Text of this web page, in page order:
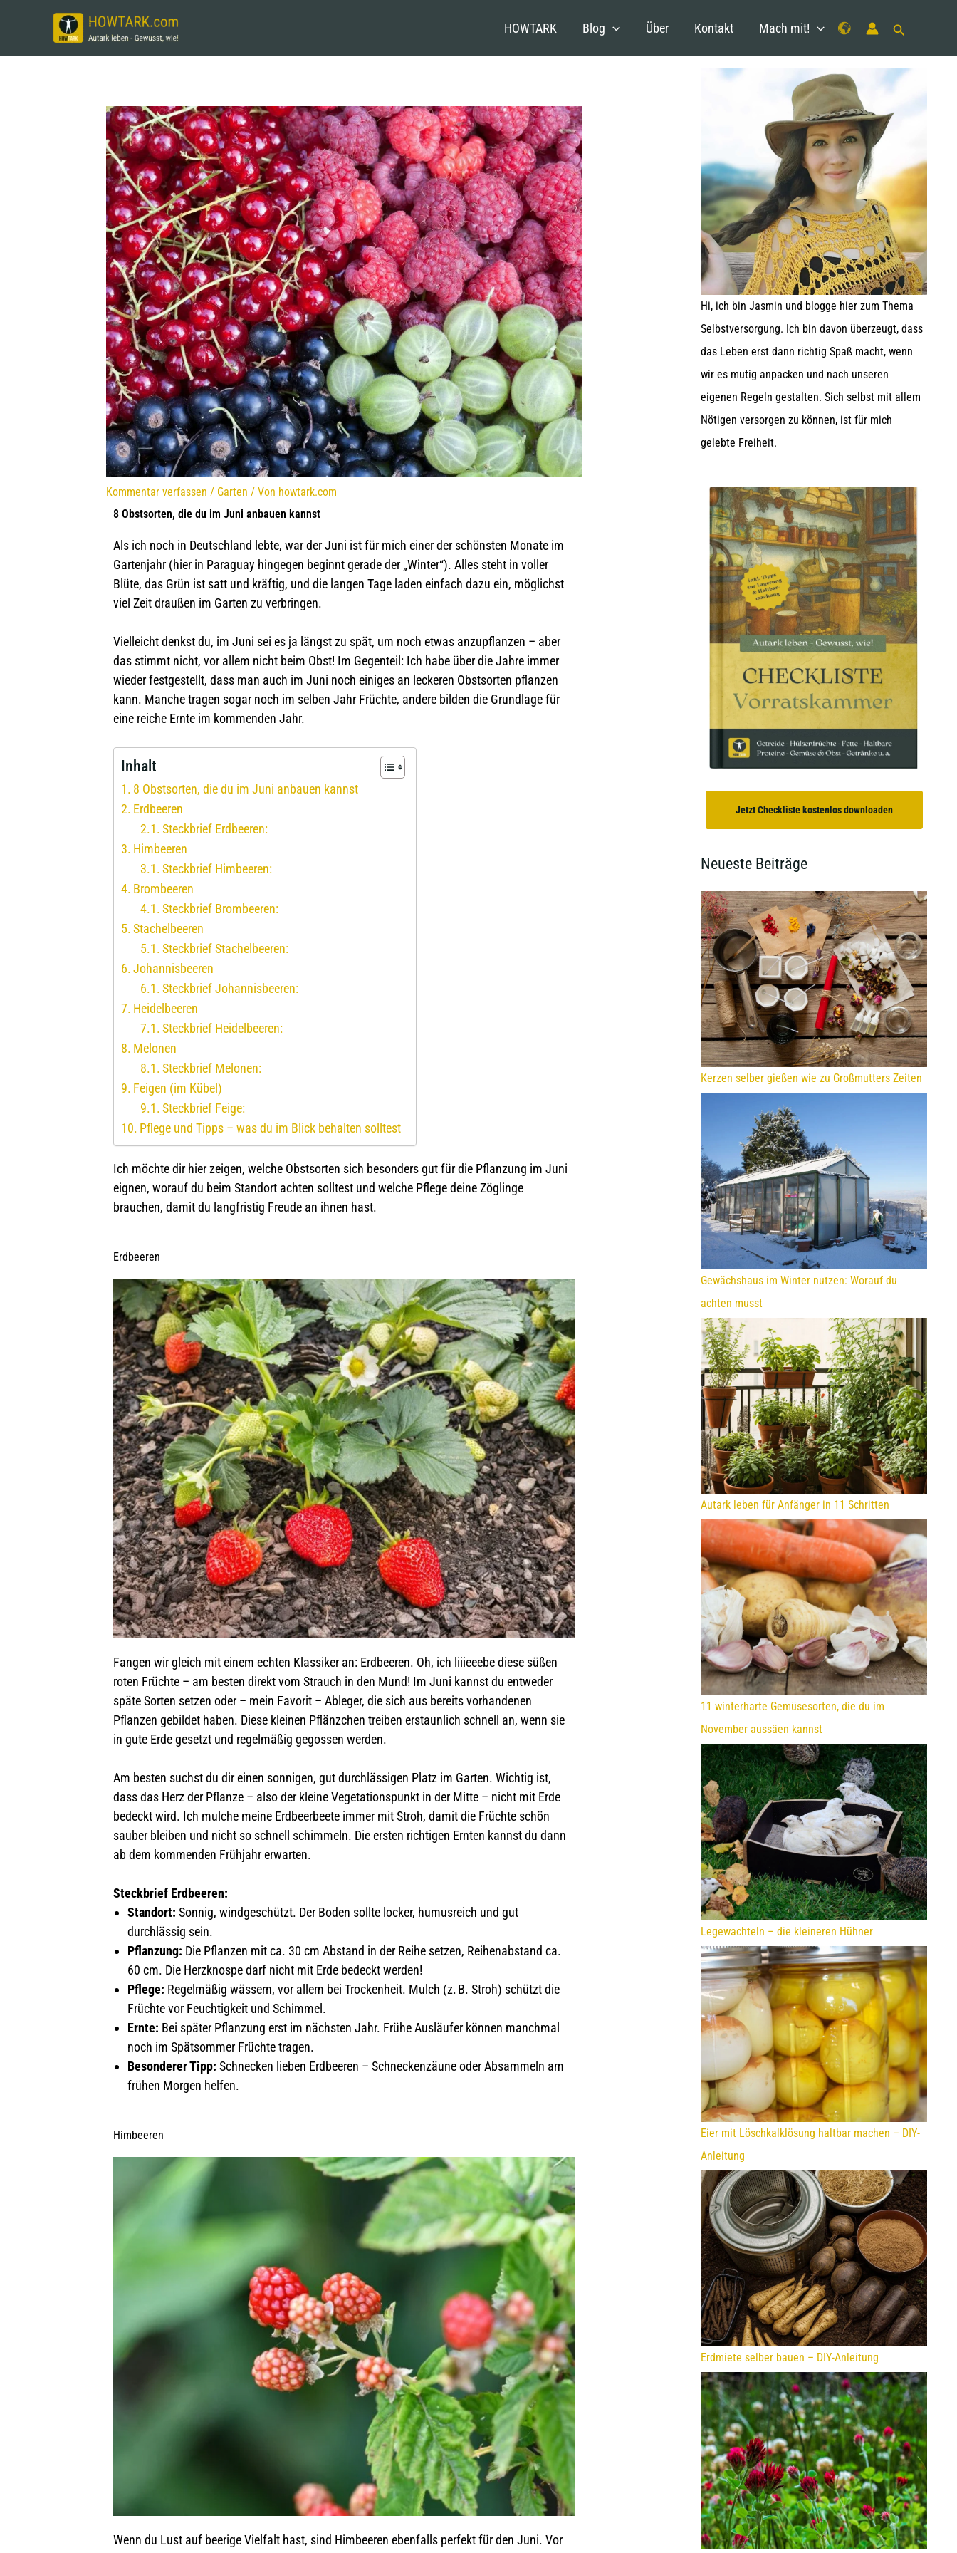
HOWTARK Blog Über Kontakt Mach mit!
Kommentar verfassen / Garten / Von howtark.com
8 Obstsorten, die du im Juni anbauen kannst
Als ich noch in Deutschland lebte, war der Juni ist für mich einer der schönsten Monate im
Gartenjahr (hier in Paraguay hingegen beginnt gerade der „Winter“). Alles steht in voller
Blüte, das Grün ist satt und kräftig, und die langen Tage laden einfach dazu ein, möglichst
viel Zeit draußen im Garten zu verbringen.
Vielleicht denkst du, im Juni sei es ja längst zu spät, um noch etwas anzupflanzen – aber
das stimmt nicht, vor allem nicht beim Obst! Im Gegenteil: Ich habe über die Jahre immer
wieder festgestellt, dass man auch im Juni noch einiges an leckeren Obstsorten pflanzen
kann. Manche tragen sogar noch im selben Jahr Früchte, andere bilden die Grundlage für
eine reiche Ernte im kommenden Jahr.
Inhalt
8 Obstsorten, die du im Juni anbauen kannst
Erdbeeren
Steckbrief Erdbeeren:
Himbeeren
Steckbrief Himbeeren:
Brombeeren
Steckbrief Brombeeren:
Stachelbeeren
Steckbrief Stachelbeeren:
Johannisbeeren
Steckbrief Johannisbeeren:
Heidelbeeren
Steckbrief Heidelbeeren:
Melonen
Steckbrief Melonen:
Feigen (im Kübel)
Steckbrief Feige:
Pflege und Tipps – was du im Blick behalten solltest
Ich möchte dir hier zeigen, welche Obstsorten sich besonders gut für die Pflanzung im Juni
eignen, worauf du beim Standort achten solltest und welche Pflege deine Zöglinge
brauchen, damit du langfristig Freude an ihnen hast.
Erdbeeren
Fangen wir gleich mit einem echten Klassiker an: Erdbeeren. Oh, ich liiieeebe diese süßen
roten Früchte – am besten direkt vom Strauch in den Mund! Im Juni kannst du entweder
späte Sorten setzen oder – mein Favorit – Ableger, die sich aus bereits vorhandenen
Pflanzen gebildet haben. Diese kleinen Pflänzchen treiben erstaunlich schnell an, wenn sie
in gute Erde gesetzt und regelmäßig gegossen werden.
Am besten suchst du dir einen sonnigen, gut durchlässigen Platz im Garten. Wichtig ist,
dass das Herz der Pflanze – also der kleine Vegetationspunkt in der Mitte – nicht mit Erde
bedeckt wird. Ich mulche meine Erdbeerbeete immer mit Stroh, damit die Früchte schön
sauber bleiben und nicht so schnell schimmeln. Die ersten richtigen Ernten kannst du dann
ab dem kommenden Frühjahr erwarten.
Steckbrief Erdbeeren:
Standort: Sonnig, windgeschützt. Der Boden sollte locker, humusreich und gut
durchlässig sein.
Pflanzung: Die Pflanzen mit ca. 30 cm Abstand in der Reihe setzen, Reihenabstand ca.
60 cm. Die Herzknospe darf nicht mit Erde bedeckt werden!
Pflege: Regelmäßig wässern, vor allem bei Trockenheit. Mulch (z. B. Stroh) schützt die
Früchte vor Feuchtigkeit und Schimmel.
Ernte: Bei später Pflanzung erst im nächsten Jahr. Frühe Ausläufer können manchmal
noch im Spätsommer Früchte tragen.
Besonderer Tipp: Schnecken lieben Erdbeeren – Schneckenzäune oder Absammeln am
frühen Morgen helfen.
Himbeeren
Wenn du Lust auf beerige Vielfalt hast, sind Himbeeren ebenfalls perfekt für den Juni. Vor
Hi, ich bin Jasmin und blogge hier zum Thema
Selbstversorgung. Ich bin davon überzeugt, dass
das Leben erst dann richtig Spaß macht, wenn
wir es mutig anpacken und nach unseren
eigenen Regeln gestalten. Sich selbst mit allem
Nötigen versorgen zu können, ist für mich
gelebte Freiheit.
Jetzt Checkliste kostenlos downloaden
Neueste Beiträge
Kerzen selber gießen wie zu Großmutters Zeiten
Gewächshaus im Winter nutzen: Worauf du
achten musst
Autark leben für Anfänger in 11 Schritten
11 winterharte Gemüsesorten, die du im
November aussäen kannst
Legewachteln – die kleineren Hühner
Eier mit Löschkalklösung haltbar machen – DIY-
Anleitung
Erdmiete selber bauen – DIY-Anleitung